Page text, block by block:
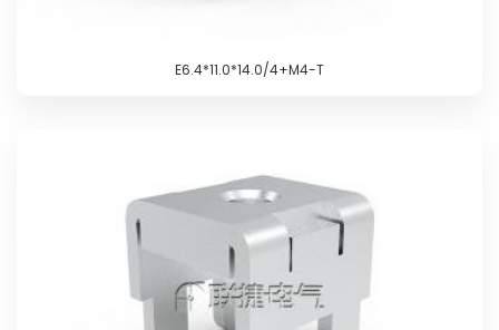
E6.4*11.0*14.0/4+M4-T